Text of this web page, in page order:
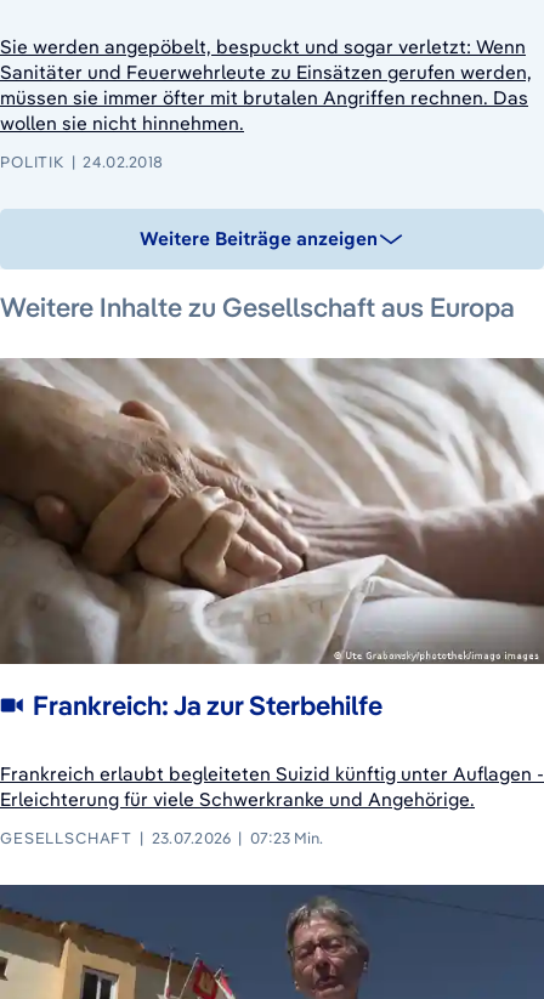
Sie werden angepöbelt, bespuckt und sogar verletzt: Wenn
Sanitäter und Feuerwehrleute zu Einsätzen gerufen werden,
müssen sie immer öfter mit brutalen Angriffen rechnen. Das
wollen sie nicht hinnehmen.
POLITIK 24.02.2018
Weitere Beiträge anzeigen
Weitere Inhalte zu Gesellschaft aus Europa
Frankreich: Ja zur Sterbehilfe
Frankreich erlaubt begleiteten Suizid künftig unter Auflagen -
Erleichterung für viele Schwerkranke und Angehörige.
GESELLSCHAFT 23.07.2026
23. Juli 2026
07:23 Min.
18. Juni 2026
5. Juni 2026